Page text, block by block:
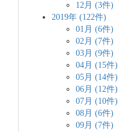
12月 (3件)
2019年 (122件)
01月 (6件)
02月 (7件)
03月 (9件)
04月 (15件)
05月 (14件)
06月 (12件)
07月 (10件)
08月 (6件)
09月 (7件)